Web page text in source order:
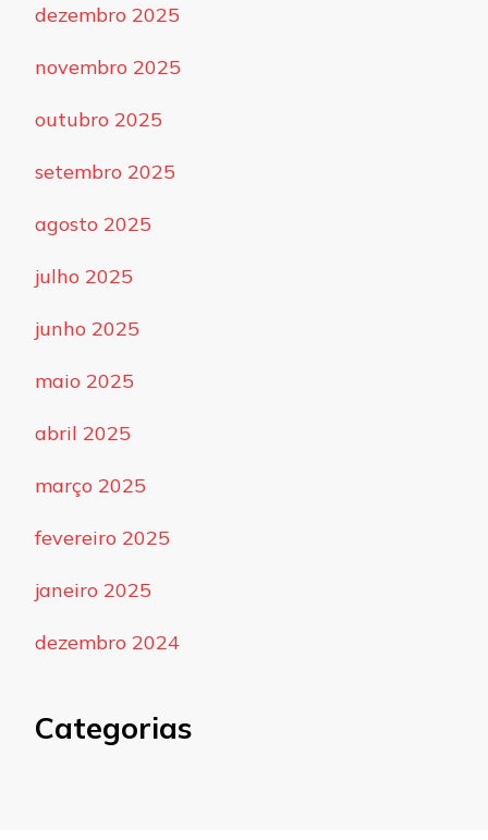
dezembro 2025
novembro 2025
outubro 2025
setembro 2025
agosto 2025
julho 2025
junho 2025
maio 2025
abril 2025
março 2025
fevereiro 2025
janeiro 2025
dezembro 2024
Categorias